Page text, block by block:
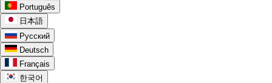
Português
日本語
Русский
Deutsch
Français
한국어